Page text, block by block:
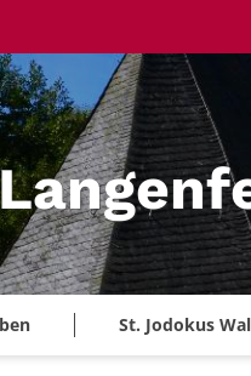
St. Jodokus